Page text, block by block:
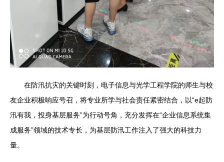
在防汛抗灾的关键时刻，电子信息与光学工程学院的师生与校
友企业积极响应号召，将专业所学与社会责任紧密结合，以“e起防
汛有我，投身基层服务”为行动号角，充分发挥在“企业信息系统集
成服务”领域的技术专长，为基层防汛工作注入了强大的科技力
量。